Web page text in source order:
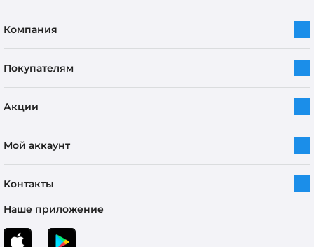
Компания
Покупателям
Акции
Мой аккаунт
Контакты
Наше приложение